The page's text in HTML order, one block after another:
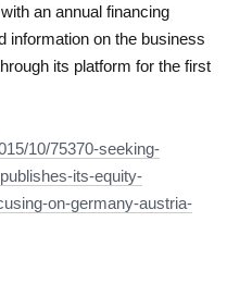
an annual financing
information on the business
its platform for the first
10/75370-seeking-
its-equity-
on-germany-austria-